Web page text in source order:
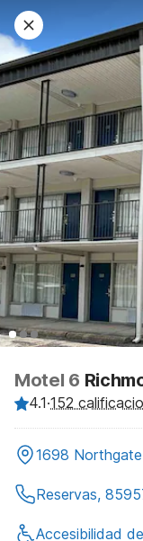
Motel 6
4.1·152
1698
Reservas,
Accesibilidad